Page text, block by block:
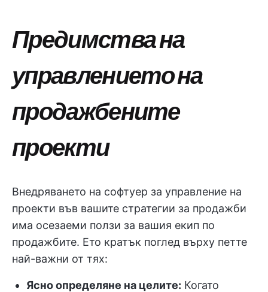
Предимства на
управлението на
продажбените
проекти
Внедряването на софтуер за управление на
проекти във вашите стратегии за продажби
има осезаеми ползи за вашия екип по
продажбите. Ето кратък поглед върху петте
най-важни от тях:
Ясно определяне на целите: Когато